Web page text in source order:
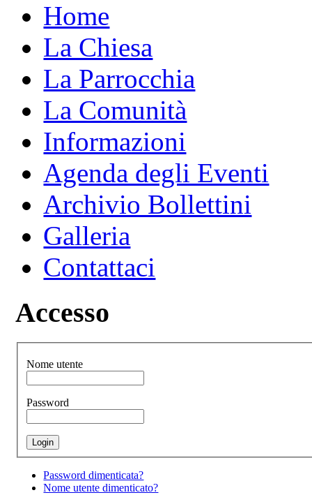
Home
La Chiesa
La Parrocchia
La Comunità
Informazioni
Agenda degli Eventi
Archivio Bollettini
Galleria
Contattaci
Accesso
Nome utente
Password
Password dimenticata?
Nome utente dimenticato?